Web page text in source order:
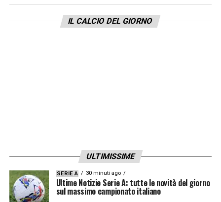
IL CALCIO DEL GIORNO
ULTIMISSIME
SERIE A 30 minuti ago
Ultime Notizie Serie A: tutte le novità del giorno
sul massimo campionato italiano